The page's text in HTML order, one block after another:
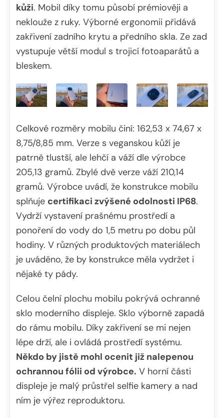
kůži. Mobil díky tomu působí prémiověji a
neklouže z ruky. Výborné ergonomii přidává
zakřivení zadního krytu a předního skla. Ze zad
vystupuje větší modul s trojicí fotoaparátů a
bleskem.
Celkové rozměry mobilu činí: 162,53 x 74,67 x
8,75/8,85 mm. Verze s veganskou kůží je
patrně tlustší, ale lehčí a váží dle výrobce
205,13 gramů. Zbylé dvě verze váží 210,14
gramů. Výrobce uvádí, že konstrukce mobilu
splňuje certifikaci zvýšené odolnosti IP68.
Vydrží vystavení prašnému prostředí a
ponoření do vody do 1,5 metru po dobu půl
hodiny. V různých produktových materiálech
je uváděno, že by konstrukce měla vydržet i
nějaké ty pády.
Celou čelní plochu mobilu pokrývá ochranné
sklo moderního displeje. Sklo výborně zapadá
do rámu mobilu. Díky zakřivení se mi nejen
lépe drží, ale i ovládá prostředí systému.
Někdo by jistě mohl ocenit již nalepenou
ochrannou fólii od výrobce. V horní části
displeje je malý průstřel selfie kamery a nad
ním je výřez reproduktoru.